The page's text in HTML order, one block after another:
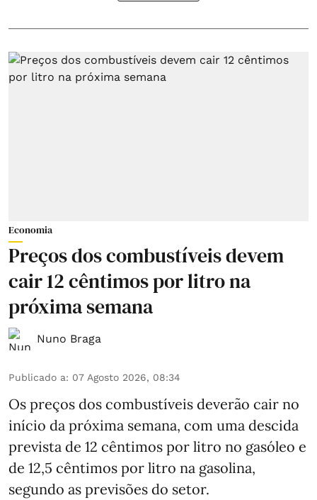
Economia
Preços dos combustíveis devem
cair 12 cêntimos por litro na
próxima semana
Nuno Braga
Publicado a: 07 Agosto 2026, 08:34
Os preços dos combustíveis deverão cair no
início da próxima semana, com uma descida
prevista de 12 cêntimos por litro no gasóleo e
de 12,5 cêntimos por litro na gasolina,
segundo as previsões do setor.